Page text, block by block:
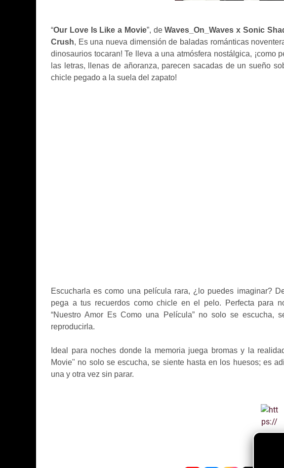
“Our Love Is Like a Movie”, deWaves_On_Waves x Sonic
Crush, Es una nueva dimensión de baladas románticas
dinosaurios tocaran! Te lleva a una atmósfera nostálgica, ¡como
las letras, llenas de añoranza, parecen sacadas de un sueño
chicle pegado a la suela del zapato!
Escucharla es como una película rara, ¿lo puedes imaginar?
pega a tus recuerdos como chicle en el pelo. Perfecta para
“Nuestro Amor Es Como una Película” no solo se escucha,
reproducirla.
Ideal para noches donde la memoria juega bromas y la
Movie" no solo se escucha, se siente hasta en los huesos; es
una y otra vez sin parar.